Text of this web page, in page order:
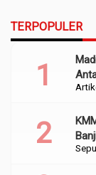
TERPOPULER